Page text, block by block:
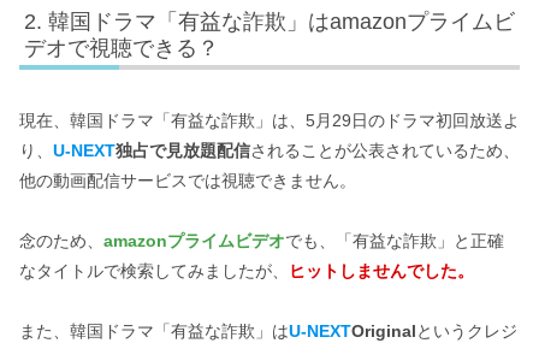
韓国ドラマ「有益な詐欺」はamazonプライムビ
デオで視聴できる？
現在、韓国ドラマ「有益な詐欺」は、5月29日のドラマ初回放送よ
り、 U-NEXT独占で見放題配信されることが公表されているため、
他の動画配信サービスでは視聴できません。
念のため、 amazonプライムビデオでも、「有益な詐欺」と正確
なタイトルで検索してみましたが、
ヒットしませんでした。
また、韓国ドラマ「有益な詐欺」はU-NEXTOriginalというクレジ